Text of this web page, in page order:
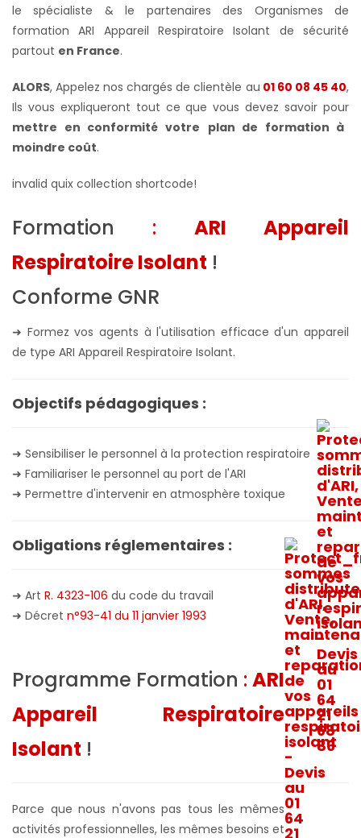
le spécialiste & le partenaires des Organismes de
formation ARI Appareil Respiratoire Isolant de sécurité
partout en France.
ALORS, Appelez nos chargés de clientèle au 01 60 08 45 40,
Ils vous expliqueront tout ce que vous devez savoir pour
mettre en conformité votre plan de formation à
moindre coût.
invalid quix collection shortcode!
Formation : ARI Appareil
Respiratoire Isolant !
Conforme GNR
➜ Formez vos agents à l'utilisation efficace d'un appareil
de type ARI Appareil Respiratoire Isolant.
Objectifs pédagogiques :
➜ Sensibiliser le personnel à la protection respiratoire
➜ Familiariser le personnel au port de l'ARI
➜ Permettre d'intervenir en atmosphère toxique
Obligations réglementaires :
➜ Art R. 4323-106 du code du travail
➜ Décret n°93-41 du 11 janvier 1993
Programme Formation : ARI
Appareil Respiratoire
Isolant !
Parce que nous n'avons pas tous les mêmes
activités professionnelles, les mêmes besoins et